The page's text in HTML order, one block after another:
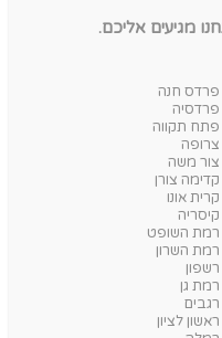
מגיעים אליכם.
פרדס חנה
פרדסיה
פתח תקווה
צרופה
צור משה
קדימה צורן
קרית אונו
קיסריה
רמת השופט
רמת השרון
רשפון
רמת גן
רגבים
ראשון לציון